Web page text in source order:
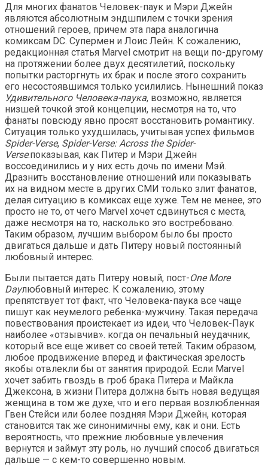
Для многих фанатов Человек-паук и Мэри Джейн
являются абсолютным эндшпилем с точки зрения
отношений героев, причем эта пара аналогична
комиксам DC. Супермен и Лоис Лейн. К сожалению,
редакционная статья Marvel смотрит на вещи по-другому
на протяжении более двух десятилетий, поскольку
попытки расторгнуть их брак и после этого сохранить
его несостоявшимся только усилились. Нынешний показ
Удивительного Человека-паука, возможно, является
низшей точкой этой концепции, несмотря на то, что
фанаты повсюду явно просят восстановить романтику.
Ситуация только ухудшилась, учитывая успех фильмов
Spider-Verse, Spider-Verse: Across the Spider-
Verse.показывая, как Питер и Мэри Джейн
воссоединились и у них есть дочь по имени Мэй.
Дразнить восстановление отношений или показывать
их на видном месте в других СМИ только злит фанатов,
делая ситуацию в комиксах еще хуже. Тем не менее, это
просто не то, от чего Marvel хочет сдвинуться с места,
даже несмотря на то, насколько это востребовано.
Таким образом, лучшим выбором было бы просто
двигаться дальше и дать Питеру новый постоянный
любовный интерес.
Были пытается дать Питеру новый, пост-One More
Dayлюбовный интерес. К сожалению, этому
препятствует тот факт, что Человека-паука все чаще
пишут как неумелого ребенка-мужчину. Такая передача
повествования проистекает из идеи, что Человек-Паук
наиболее «отзывчив». когда он печальный неудачник,
который все еще живет со своей тетей. Таким образом,
любое продвижение вперед и фактическая зрелость
якобы отвлекли бы от занятия природой. Если Marvel
хочет забить гвоздь в гроб брака Питера и Майкла
Джексона, в жизни Питера должна быть новая ведущая
женщина в том же духе, что и его первая возлюбленная
Гвен Стейси или более поздняя Мэри Джейн, которая
становится так же синонимичны ему, как и они. Есть
вероятность, что прежние любовные увлечения
вернутся и займут эту роль, но лучший способ двигаться
дальше — с кем-то совершенно новым.